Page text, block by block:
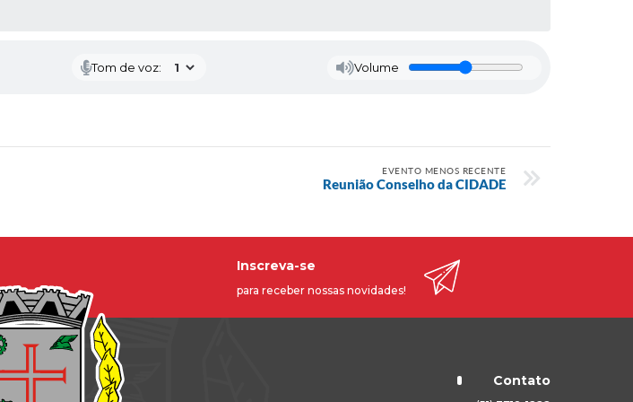
Tom de voz: Volume
EVENTO MENOS RECENTE
Reunião Conselho da CIDADE
Contato
Inscreva-se
para receber nossas novidades!